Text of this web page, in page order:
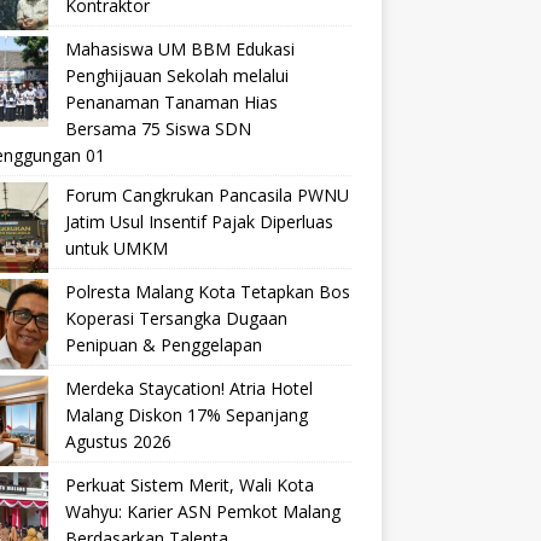
Kontraktor
Mahasiswa UM BBM Edukasi
Penghijauan Sekolah melalui
Penanaman Tanaman Hias
Bersama 75 Siswa SDN
01
Forum Cangkrukan Pancasila PWNU
Jatim Usul Insentif Pajak Diperluas
untuk UMKM
Polresta Malang Kota Tetapkan Bos
Koperasi Tersangka Dugaan
Penipuan & Penggelapan
Merdeka Staycation! Atria Hotel
Malang Diskon 17% Sepanjang
Agustus 2026
Perkuat Sistem Merit, Wali Kota
Wahyu: Karier ASN Pemkot Malang